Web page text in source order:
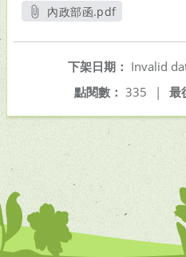
內政部函.pdf
下架日期： Invalid
最
點閱數： 335 |